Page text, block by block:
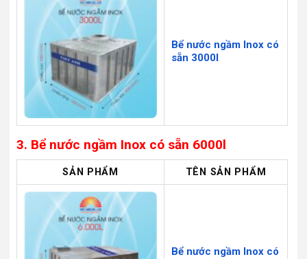
Bể nước ngầm Inox có
sẵn 3000l
3. Bể nước ngầm Inox có sẵn 6000l
SẢN PHẨM TÊN SẢN PHẨM
Bể nước ngầm Inox có